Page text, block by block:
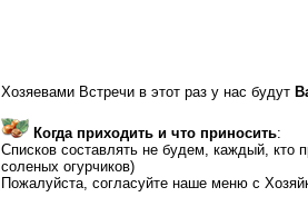
Хозяевами Встречи в этот раз у нас будут
Когда приходить и что приносить:
Списков составлять не будем, каждый, кто
соленых огурчиков)
Пожалуйста, согласуйте наше меню с